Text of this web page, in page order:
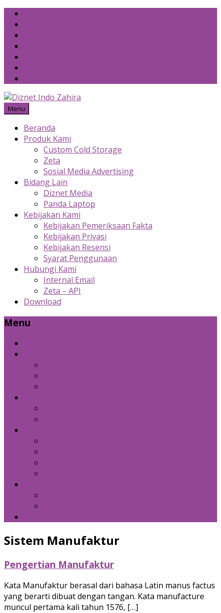
Skip
content
Menu
Beranda
Produk Kami
Custom Cold Storage
Zeta
Sosial Media Advertising
Bidang Lain
Diznet Media
Panda Laptop
Kebijakan Kami
Kebijakan Pemeriksaan Fakta
Kebijakan Privasi
Kebijakan Resensi
Syarat Penggunaan
Hubungi Kami
Internal Email
Zeta – API
Download
Menu
Sistem Manufaktur
Pengertian Manufaktur
Kata Manufaktur berasal dari bahasa Latin manus factus
yang berarti dibuat dengan tangan. Kata manufacture
muncul pertama kali tahun 1576, […]